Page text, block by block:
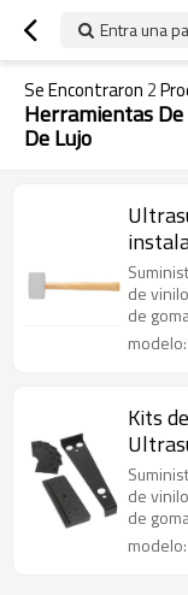
Entra una
Se Encontraron 2
Herramientas
De Lujo
goma
de
de
Kits
de
de